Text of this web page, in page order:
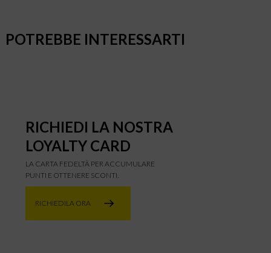
POTREBBE INTERESSARTI
RICHIEDI LA NOSTRA
LOYALTY CARD
LA CARTA FEDELTÀ PER ACCUMULARE
PUNTI E OTTENERE SCONTI.
RICHIEDILA ORA